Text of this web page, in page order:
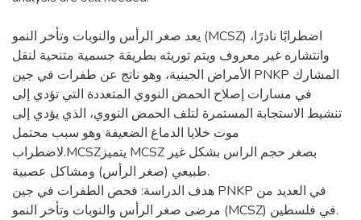
يعد صغر الرأس والنوبات وتأخر النمو (MCSZ) اضطرابًا نادرًا،
وانتشاره غير معروف ويتم توريثه بطريقة جسمية متنحية لنقل
الأمراض الجينية، وهو ناتج عن طفرات في جين PNKP المشارك
في مسارات إصلاح الحمض النووي المتعددة التي تؤدي إلى
تنشيط الاستجابة المستمرة لتلف الحمض النووي، الذي يؤدي إلى
موت خلايا الدماغ الضعيفة وهو سبب محتمل
لاضطراب.MCSZيتميز MCSZ بصغر حجم الراس بشكل غير
طبيعي (صغر الرأس) ومشاكل عصبية.
هدف الدراسة: فحص الطفرات في جين PNKP في العديد من
مرضى صغر الرأس والنوبات وتأخر النمو (MCSZ) في فلسطين.